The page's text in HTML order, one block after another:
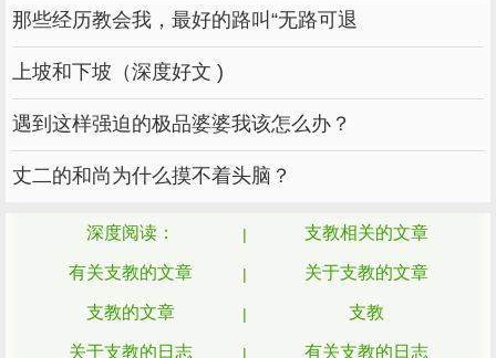
那些经历教会我，最好的路叫“无路可退
上坡和下坡（深度好文 )
遇到这样强迫的极品婆婆我该怎么办？
丈二的和尚为什么摸不着头脑？
深度阅读： 支教相关的文章
有关支教的文章 关于支教的文章
支教的文章 支教
关于支教的日志 有关支教的日志